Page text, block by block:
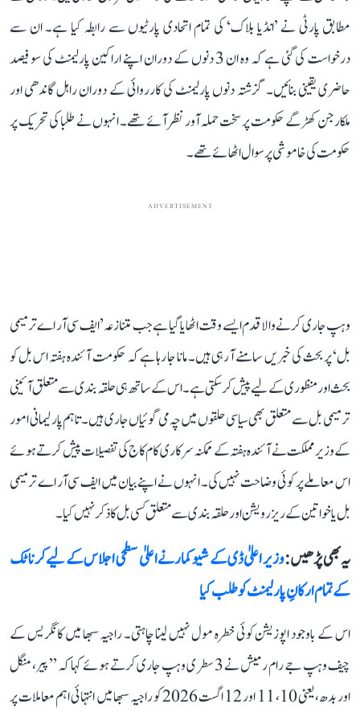
مطابق پارٹی نے ’انڈیا بلاک‘ کی تمام اتحادی پارٹیوں سے رابطہ کیا ہے۔ ان سے
درخواست کی گئی ہے کہ وہ ان 3 دنوں کے دوران اپنے اراکین پارلیمنٹ کی سو فیصد
حاضری یقینی بنائیں۔ گزشتہ دنوں پارلیمنٹ کی کارروائی کے دوران راہل گاندھی اور
ملکارجن کھڑگے حکومت پر سخت حملہ آور نظر آئے تھے۔ انہوں نے طلبا کی تحریک پر
حکومت کی خاموشی پر سوال اٹھائے تھے۔
ADVERTISEMENT
وہپ جاری کرنے والا قدم ایسے وقت اٹھایا گیا ہے جب متنازعہ ’ایف سی آر اے ترمیمی
بل‘ پر بحث کی خبریں سامنے آ رہی ہیں۔ مانا جا رہا ہے کہ حکومت آئندہ ہفتہ اس بل کو
بحث اور منظوری کے لیے پیش کر سکتی ہے۔ اس کے ساتھ ہی حلقہ بندی سے متعلق آئینی
ترمیمی بل سے متعلق بھی سیاسی حلقوں میں چہ می گوئیاں جاری ہیں۔ تاہم پارلیمانی امور
کے وزیر مملکت نے آئندہ ہفتہ کے ممکنہ سرکاری کام کاج کی تفصیلات پیش کرتے ہوئے
اس معاملے پر کوئی وضاحت نہیں کی۔ انہوں نے اپنے بیان میں ایف سی آر اے ترمیمی
بل یا خواتین کے ریزرویشن اور حلقہ بندی سے متعلق کسی بل کا ذکر نہیں کیا۔
یہ بھی پڑھیں :وزیر اعلیٰ ڈی کے شیوکمار نے اعلیٰ سطحی اجلاس کے لیے کرناٹک
کے تمام ارکانِ پارلیمنٹ کو طلب کیا
اس کے باوجود اپوزیشن کوئی خطرہ مول نہیں لینا چاہتی۔ راجیہ سبھا میں کانگریس کے
چیف وہپ جے رام رمیش نے 3 سطری وہپ جاری کرتے ہوئے کہا کہ ’’پیر، منگل
اور بدھ، یعنی 10، 11 اور 12 اگست 2026 کو راجیہ سبھا میں انتہائی اہم معاملات پر